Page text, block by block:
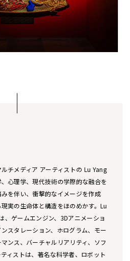
チメディア アーティストの Lu Yang
心理学、現代技術の学際的な融合を
を伴い、衝撃的なイメージを作成
実の生命体と構造をほのめかす。Lu
、ゲームエンジン、3Dアニメーショ
スタレーション、ホログラム、モー
ンス、バーチャルリアリティ、ソフ
ィストは、著名な科学者、ロボット